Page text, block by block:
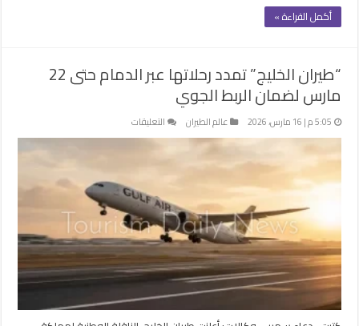
أكمل القراءة »
“طيران الخليج” تمدد رحلاتها عبر الدمام حتى 22
مارس لضمان الربط الجوي
5:05 م | 16 مارس، 2026 عالم الطيران التعليقات
“طيران
رحلاتها
عبر
الدمام
حتى
22
مارس
لضمان
الربط
الجوي